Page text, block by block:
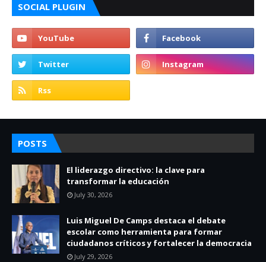
SOCIAL PLUGIN
POSTS
El liderazgo directivo: la clave para
transformar la educación
July 30, 2026
Luis Miguel De Camps destaca el debate
escolar como herramienta para formar
ciudadanos críticos y fortalecer la democracia
July 29, 2026